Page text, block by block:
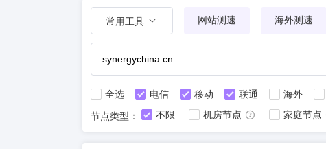
常用工具 网站测速 海外测速
全选 电信 移动 联通 海外
节点类型：
不限 机房节点 家庭节点